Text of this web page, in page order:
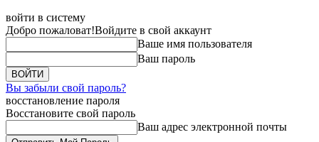
войти в систему
Добро пожаловат!Войдите в свой аккаунт
Ваше имя пользователя
Ваш пароль
Вы забыли свой пароль?
восстановление пароля
Восстановите свой пароль
Ваш адрес электронной почты